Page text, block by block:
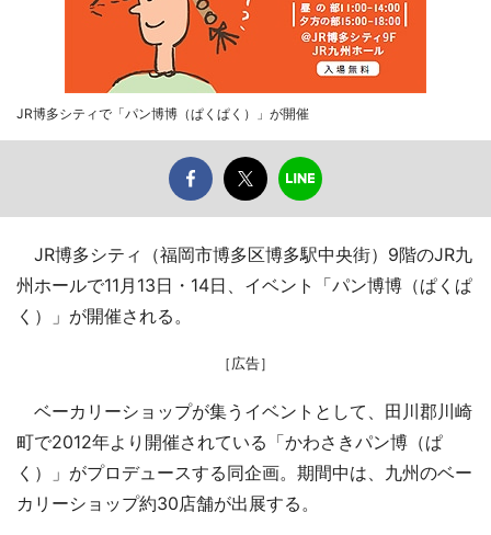
JR博多シティで「パン博博（ぱくぱく）」が開催
JR博多シティ（福岡市博多区博多駅中央街）9階のJR九
州ホールで11月13日・14日、イベント「パン博博（ぱくぱ
く）」が開催される。
［広告］
ベーカリーショップが集うイベントとして、田川郡川崎
町で2012年より開催されている「かわさきパン博（ぱ
く）」がプロデュースする同企画。期間中は、九州のベー
カリーショップ約30店舗が出展する。